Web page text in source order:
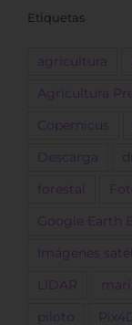
Etiquetas
agricultura
Agricultura
Copernicus
Descarga
forestal
Google Earth
Imágenes
LIDAR
piloto